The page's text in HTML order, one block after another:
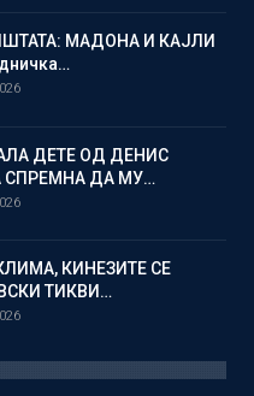
МАДОНА И КАЈЛИ
ДЕТЕ ОД ДЕНИС
ДА МУ…
КИНЕЗИТЕ СЕ
ТИКВИ…